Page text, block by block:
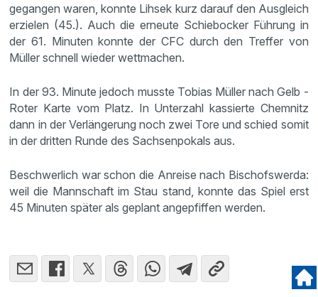
gegangen waren, konnte Lihsek kurz darauf den Ausgleich
erzielen (45.). Auch die erneute Schiebocker Führung in
der 61. Minuten konnte der CFC durch den Treffer von
Müller schnell wieder wettmachen.
In der 93. Minute jedoch musste Tobias Müller nach Gelb -
Roter Karte vom Platz. In Unterzahl kassierte Chemnitz
dann in der Verlängerung noch zwei Tore und schied somit
in der dritten Runde des Sachsenpokals aus.
Beschwerlich war schon die Anreise nach Bischofswerda:
weil die Mannschaft im Stau stand, konnte das Spiel erst
45 Minuten später als geplant angepfiffen werden.